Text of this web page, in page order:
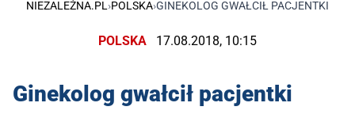
NIEZALEŻNA.PL ›POLSKA›GINEKOLOG GWAŁCIŁ PACJENTKI
POLSKA 17.08.2018, 10:15
Ginekolog gwałcił pacjentki